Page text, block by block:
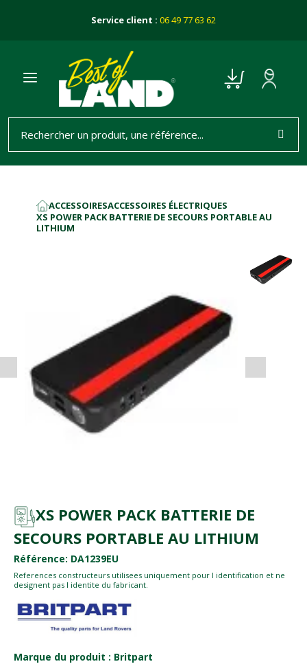
Service client : 06 49 77 63 62
ACCUEIL
ACCESSOIRESACCESSOIRES ÉLECTRIQUES
XS POWER PACK BATTERIE DE SECOURS PORTABLE AU
LITHIUM
XS POWER PACK BATTERIE DE
SECOURS PORTABLE AU LITHIUM
Référence: DA1239EU
References constructeurs utilisees uniquement pour l identification et ne
designent pas l identite du fabricant.
Marque du produit : Britpart